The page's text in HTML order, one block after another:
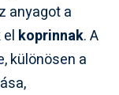
anyagot a
koprinnak. A
különösen a